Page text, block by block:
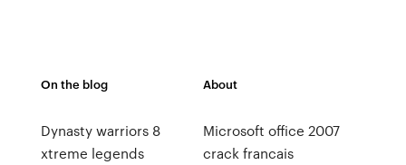
On the blog
Dynasty warriors 8
xtreme legends
About
Microsoft office 2007
crack francais